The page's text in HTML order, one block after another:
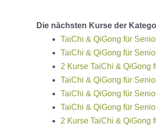
Die nächsten Kurse der
TaiChi & QiGong für
TaiChi & QiGong für
2 Kurse TaiChi & QiGong
TaiChi & QiGong für
TaiChi & QiGong für
TaiChi & QiGong für
2 Kurse TaiChi & QiGong